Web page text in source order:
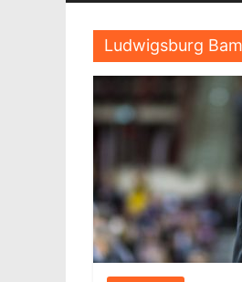
Ludwigsburg